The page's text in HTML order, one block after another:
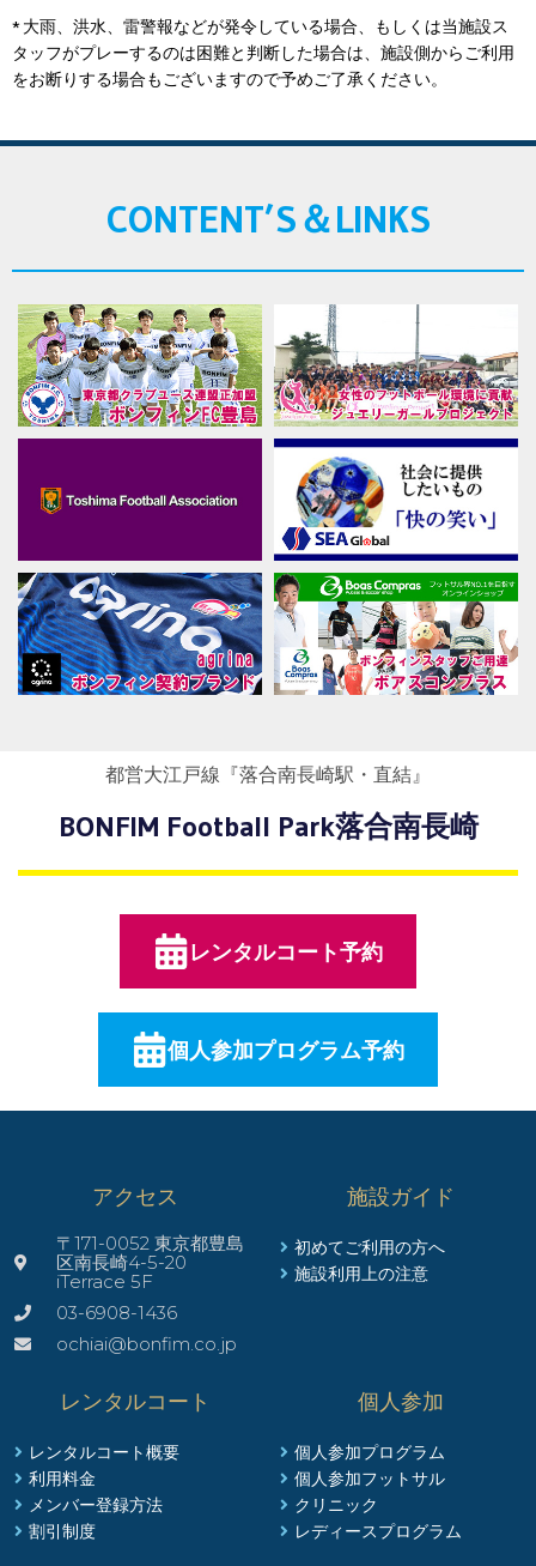
* 大雨、洪水、雷警報などが発令している場合、もしくは当施設ス
タッフがプレーするのは困難と判断した場合は、施設側からご利用
をお断りする場合もございますので予めご了承ください。
CONTENT’S＆LINKS
都営大江戸線『落合南長崎駅・直結』
BONFIM Football Park落合南長崎
レンタルコート予約
個人参加プログラム予約
アクセス
〒171-0052 東京都豊島
区南長崎4-5-20
iTerrace 5F
03-6908-1436
ochiai@bonfim.co.jp
施設ガイド
初めてご利用の方へ
施設利用上の注意
レンタルコート
レンタルコート概要
利用料金
メンバー登録方法
割引制度
個人参加
個人参加プログラム
個人参加フットサル
クリニック
レディースプログラム